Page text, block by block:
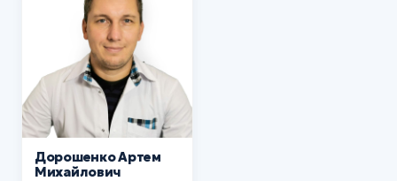
Дорошенко Артем
Михайлович